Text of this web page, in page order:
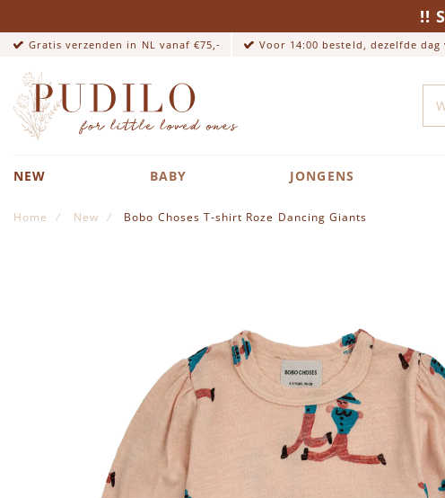
!!
Gratis verzenden in NL vanaf €75,- Voor 14:00 besteld, dezelfde dag
NEW BABY JONGENS
Home New Bobo Choses T-shirt Roze Dancing Giants